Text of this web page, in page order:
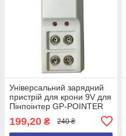
Універсальний зарядний
пристрій для крони 9V для
Пінпоінтер GP-POINTER
199,20 ₴ 240 ₴